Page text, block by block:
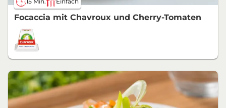
Focaccia mit Chavroux und Cherry-Tomaten